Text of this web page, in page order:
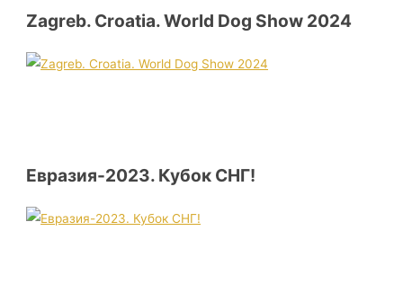
Zagreb. Croatia. World Dog Show 2024
Евразия-2023. Кубок СНГ!